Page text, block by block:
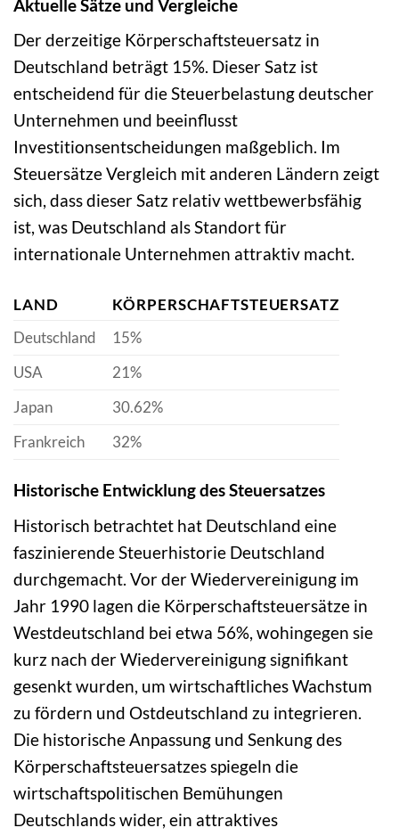
Aktuelle Sätze und Vergleiche
Der derzeitige Körperschaftsteuersatz in
Deutschland beträgt 15%. Dieser Satz ist
entscheidend für die Steuerbelastung deutscher
Unternehmen und beeinflusst
Investitionsentscheidungen maßgeblich. Im
Steuersätze Vergleich mit anderen Ländern zeigt
sich, dass dieser Satz relativ wettbewerbsfähig
ist, was Deutschland als Standort für
internationale Unternehmen attraktiv macht.
LAND
KÖRPERSCHAFTSTEUERSATZ
Deutschland
15%
USA
21%
Japan
30.62%
Frankreich
32%
Historische Entwicklung des Steuersatzes
Historisch betrachtet hat Deutschland eine
faszinierende Steuerhistorie Deutschland
durchgemacht. Vor der Wiedervereinigung im
Jahr 1990 lagen die Körperschaftsteuersätze in
Westdeutschland bei etwa 56%, wohingegen sie
kurz nach der Wiedervereinigung signifikant
gesenkt wurden, um wirtschaftliches Wachstum
zu fördern und Ostdeutschland zu integrieren.
Die historische Anpassung und Senkung des
Körperschaftsteuersatzes spiegeln die
wirtschaftspolitischen Bemühungen
Deutschlands wider, ein attraktives